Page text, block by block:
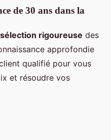
de 30 ans dans la
sélection rigoureuse des
approfondie
qualifié pour vous
et résoudre vos